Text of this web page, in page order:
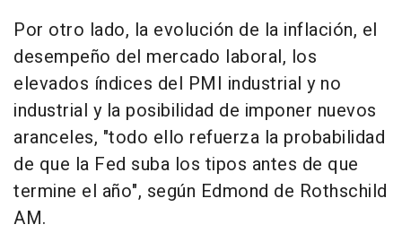
Por otro lado, la evolución de la inflación, el
desempeño del mercado laboral, los
elevados índices del PMI industrial y no
industrial y la posibilidad de imponer nuevos
aranceles, "todo ello refuerza la probabilidad
de que la Fed suba los tipos antes de que
termine el año", según Edmond de Rothschild
AM.